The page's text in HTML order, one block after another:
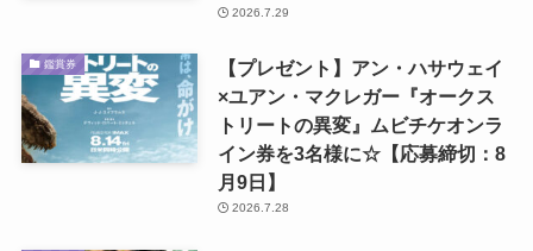
2026.7.29
鑑賞券
【プレゼント】アン・ハサウェイ
×ユアン・マクレガー『オークス
トリートの異変』ムビチケオンラ
イン券を3名様に☆【応募締切：8
月9日】
2026.7.28